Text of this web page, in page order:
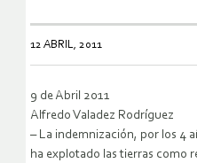
12 ABRIL, 2011
9 de Abril 2011
Alfredo Valadez Rodríguez
– La indemnización, por los 4
ha explotado las tierras como